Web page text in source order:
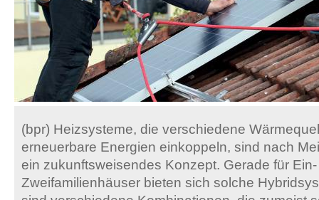
(bpr) Heizsysteme, die verschiedene
erneuerbare Energien einkoppeln, sind nach
ein zukunftsweisendes Konzept. Gerade für
Zweifamilienhäuser bieten sich solche